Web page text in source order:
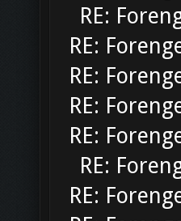
RE:
RE:
RE:
RE:
RE:
RE:
RE: